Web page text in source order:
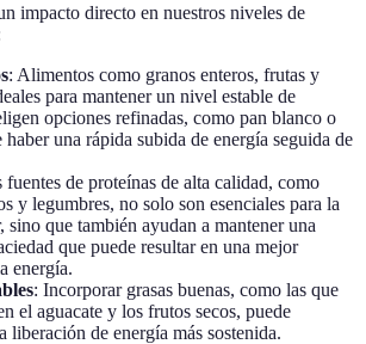
impacto directo en nuestros niveles de
: Alimentos como granos enteros, frutas y
para mantener un nivel estable de
opciones refinadas, como pan blanco o
haber una rápida subida de energía seguida de
fuentes de proteínas de alta calidad, como
y legumbres, no solo son esenciales para la
sino que también ayudan a mantener una
que puede resultar en una mejor
energía.
: Incorporar grasas buenas, como las que
el aguacate y los frutos secos, puede
liberación de energía más sostenida.